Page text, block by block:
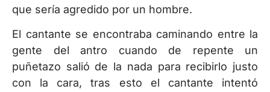
que sería agredido por un hombre.
El cantante se encontraba caminando entre la
gente del antro cuando de repente un
puñetazo salió de la nada para recibirlo justo
con la cara, tras esto el cantante intentó